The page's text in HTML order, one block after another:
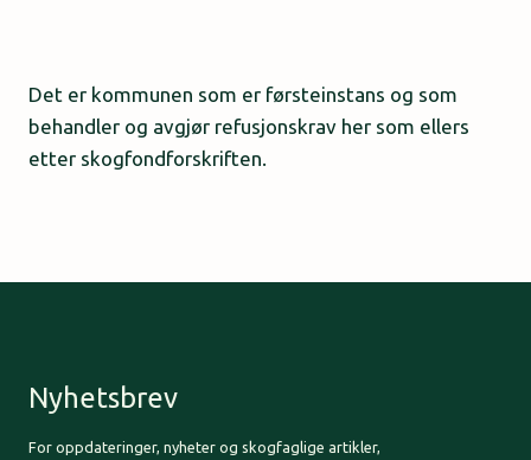
Det er kommunen som er førsteinstans og som
behandler og avgjør refusjonskrav her som ellers
etter skogfondforskriften.
Nyhetsbrev
For oppdateringer, nyheter og skogfaglige artikler,